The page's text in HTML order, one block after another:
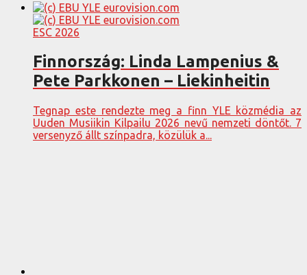
ESC 2026
Finnország: Linda Lampenius &
Pete Parkkonen – Liekinheitin
Tegnap este rendezte meg a finn YLE közmédia az
Uuden Musiikin Kilpailu 2026 nevű nemzeti döntőt. 7
versenyző állt színpadra, közülük a...